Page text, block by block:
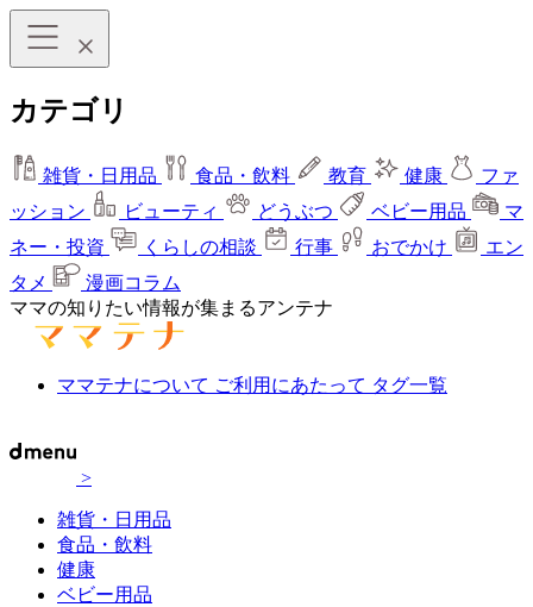
カテゴリ
雑貨・日用品 食品・飲料 教育 健康
ファ
ッション
ビューティ どうぶつ ベビー用品
マ
ネー・投資
くらしの相談 行事 おでかけ
エン
タメ
漫画コラム
ママの知りたい情報が集まるアンテナ
ママテナについて ご利用にあたって タグ一覧
>
雑貨・日用品
食品・飲料
健康
ベビー用品